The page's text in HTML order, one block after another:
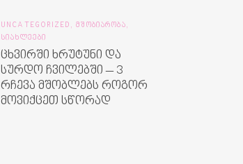
UNCATEGORIZED, ᲛᲨᲝᲑᲘᲐᲠᲝᲑᲐ,
ᲡᲘᲐᲮᲚᲔᲔᲑᲘ
ცხვირში ხრუტუნი და
სურდო ჩვილებში – 3
რჩევა მშობლებს როგორ
მოვიქცეთ სწორად